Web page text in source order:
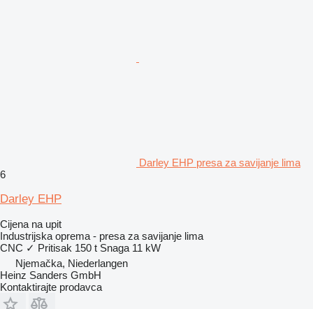
Darley EHP presa za savijanje lima
6
Darley EHP
Cijena na upit
Industrijska oprema - presa za savijanje lima
CNC ✓ Pritisak 150 t Snaga 11 kW
Njemačka, Niederlangen
Heinz Sanders GmbH
Kontaktirajte prodavca